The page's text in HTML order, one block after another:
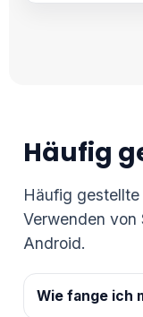
Häufig
Häufig
Verwenden von
Android.
Wie fange ich